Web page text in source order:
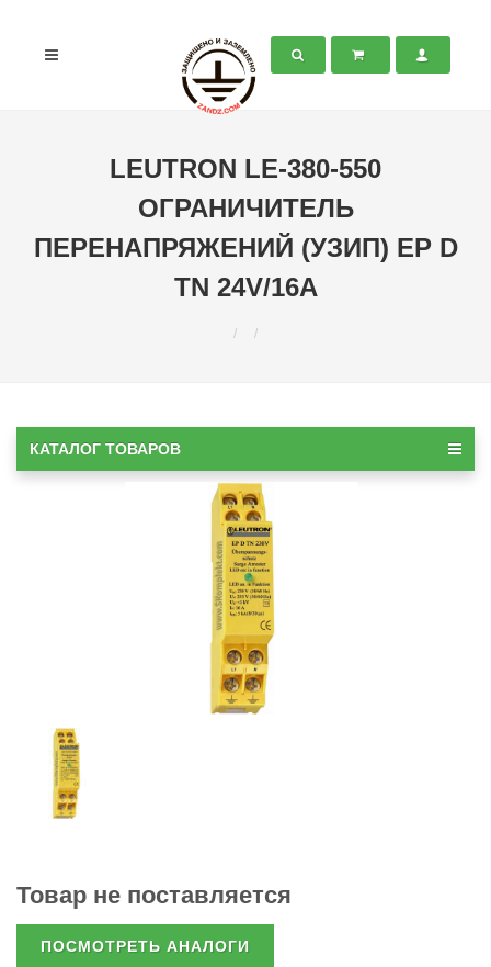
LEUTRON LE-380-550
ОГРАНИЧИТЕЛЬ
ПЕРЕНАПРЯЖЕНИЙ (УЗИП) EP D
TN 24V/16A
КАТАЛОГ ТОВАРОВ
Товар не поставляется
ПОСМОТРЕТЬ АНАЛОГИ